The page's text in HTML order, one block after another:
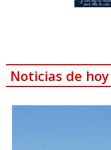
Noticias de hoy